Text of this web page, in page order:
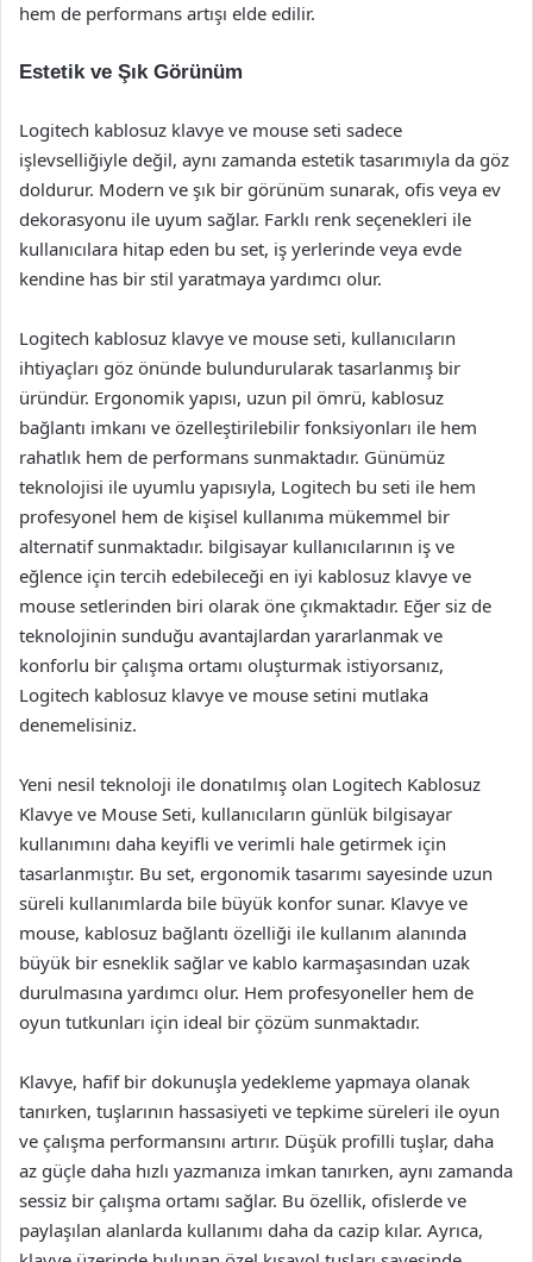
hem de performans artışı elde edilir.
Estetik ve Şık Görünüm
Logitech kablosuz klavye ve mouse seti sadece
işlevselliğiyle değil, aynı zamanda estetik tasarımıyla da göz
doldurur. Modern ve şık bir görünüm sunarak, ofis veya ev
dekorasyonu ile uyum sağlar. Farklı renk seçenekleri ile
kullanıcılara hitap eden bu set, iş yerlerinde veya evde
kendine has bir stil yaratmaya yardımcı olur.
Logitech kablosuz klavye ve mouse seti, kullanıcıların
ihtiyaçları göz önünde bulundurularak tasarlanmış bir
üründür. Ergonomik yapısı, uzun pil ömrü, kablosuz
bağlantı imkanı ve özelleştirilebilir fonksiyonları ile hem
rahatlık hem de performans sunmaktadır. Günümüz
teknolojisi ile uyumlu yapısıyla, Logitech bu seti ile hem
profesyonel hem de kişisel kullanıma mükemmel bir
alternatif sunmaktadır. bilgisayar kullanıcılarının iş ve
eğlence için tercih edebileceği en iyi kablosuz klavye ve
mouse setlerinden biri olarak öne çıkmaktadır. Eğer siz de
teknolojinin sunduğu avantajlardan yararlanmak ve
konforlu bir çalışma ortamı oluşturmak istiyorsanız,
Logitech kablosuz klavye ve mouse setini mutlaka
denemelisiniz.
Yeni nesil teknoloji ile donatılmış olan Logitech Kablosuz
Klavye ve Mouse Seti, kullanıcıların günlük bilgisayar
kullanımını daha keyifli ve verimli hale getirmek için
tasarlanmıştır. Bu set, ergonomik tasarımı sayesinde uzun
süreli kullanımlarda bile büyük konfor sunar. Klavye ve
mouse, kablosuz bağlantı özelliği ile kullanım alanında
büyük bir esneklik sağlar ve kablo karmaşasından uzak
durulmasına yardımcı olur. Hem profesyoneller hem de
oyun tutkunları için ideal bir çözüm sunmaktadır.
Klavye, hafif bir dokunuşla yedekleme yapmaya olanak
tanırken, tuşlarının hassasiyeti ve tepkime süreleri ile oyun
ve çalışma performansını artırır. Düşük profilli tuşlar, daha
az güçle daha hızlı yazmanıza imkan tanırken, aynı zamanda
sessiz bir çalışma ortamı sağlar. Bu özellik, ofislerde ve
paylaşılan alanlarda kullanımı daha da cazip kılar. Ayrıca,